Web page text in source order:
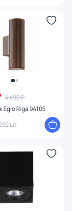
4 490 ₽
Eglo Riga 94105
шт.